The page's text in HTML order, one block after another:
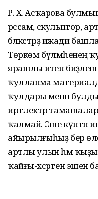
Р. Х. Асҡарова
рәссам, скульптор,
бәләкәстәрҙә ижади
Төркөм бүлмәһенең
ярашлы итеп
ҡулланма
ҡулдары менән
иртәлектәр
ҡалмай. Эше күптән
айырылғыһыҙ бер
артлы улын һәм
ҡайғы-хәсрәтен эшенә